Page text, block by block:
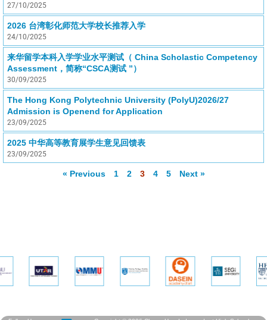
27/10/2025
2026 台湾彰化师范大学校长推荐入学
24/10/2025
来华留学本科入学学业水平测试（ China Scholastic Competency
Assessment，简称“CSCA测试 ”）
30/09/2025
The Hong Kong Polytechnic University (PolyU)2026/27
Admission is Openend for Application
23/09/2025
2025 中华高等教育展学生意见回馈表
23/09/2025
« Previous 1 2 3 4 5 Next »